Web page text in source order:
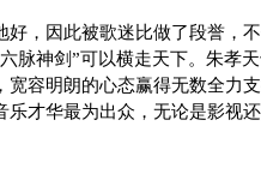
，因此被歌迷比做了段誉，不
脉神剑”可以横走天下。朱孝
宽容明朗的心态赢得无数全力
乐才华最为出众，无论是影视